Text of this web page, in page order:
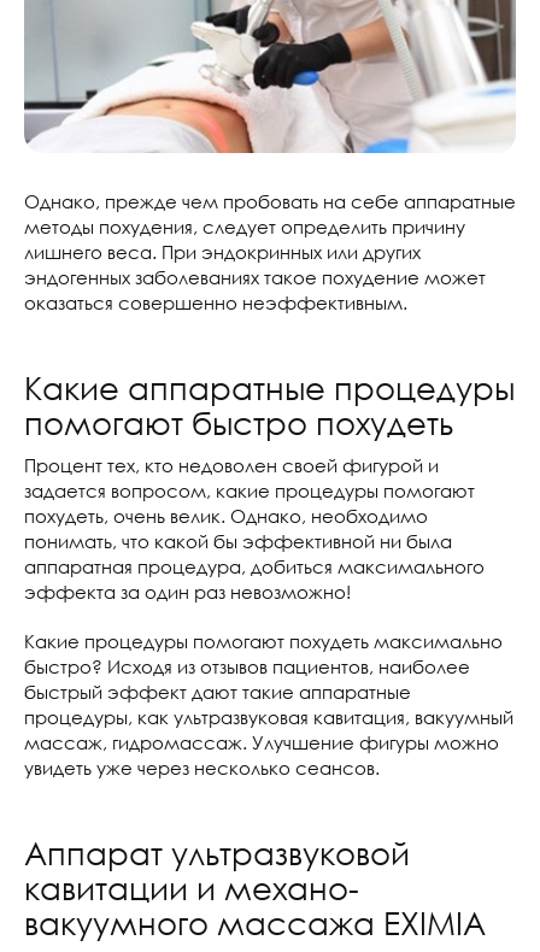
Однако, прежде чем пробовать на себе аппаратные
методы похудения, следует определить причину
лишнего веса. При эндокринных или других
эндогенных заболеваниях такое похудение может
оказаться совершенно неэффективным.
Какие аппаратные процедуры
помогают быстро похудеть
Процент тех, кто недоволен своей фигурой и
задается вопросом, какие процедуры помогают
похудеть, очень велик. Однако, необходимо
понимать, что какой бы эффективной ни была
аппаратная процедура, добиться максимального
эффекта за один раз невозможно!
Какие процедуры помогают похудеть максимально
быстро? Исходя из отзывов пациентов, наиболее
быстрый эффект дают такие аппаратные
процедуры, как ультразвуковая кавитация, вакуумный
массаж, гидромассаж. Улучшение фигуры можно
увидеть уже через несколько сеансов.
Аппарат ультразвуковой
кавитации и механо-
вакуумного массажа EXIMIA